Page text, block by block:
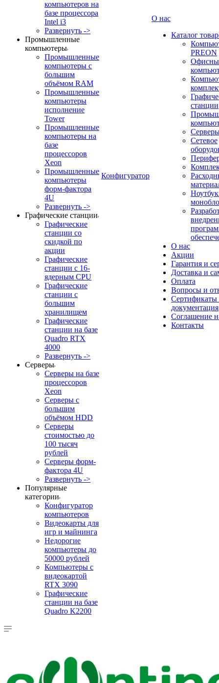
компьютеров на
базе процессора
Intel i3
Развернуть ->
Промышленные
компьютеры
Промышленные
компьютеры с
большим
объёмом RAM
Промышленные
компьютеры
исполнение
Tower
Промышленные
компьютеры на
базе
процессоров
Xeon
Промышленные
компьютеры
форм-фактора
4U
Развернуть ->
Графические станции
Графические
станции со
скидкой по
акции
Графические
станции с 16-
ядерным CPU
Графические
станции с
большим
хранилищем
Графические
станции на базе
Quadro RTX
4000
Развернуть ->
Серверы
Серверы на базе
процессоров
Xeon
Серверы с
большим
объёмом HDD
Серверы
стоимостью до
100 тысяч
рублей
Серверы форм-
фактора 4U
Развернуть ->
Популярные
категории
Конфигуратор
компьютеров
Видеокарты для
игр и майнинга
Недорогие
компьютеры до
50000 рублей
Компьютеры с
видеокартой
RTX 3090
Графические
станции на базе
Quadro K2200
Конфигуратор
О нас
Каталог
PREON
станции
Сетевое
О нас
Акции
Гарантия и
Доставка и
Оплата
Вопросы и
Сертификаты
документация
Соглашение
Контакты